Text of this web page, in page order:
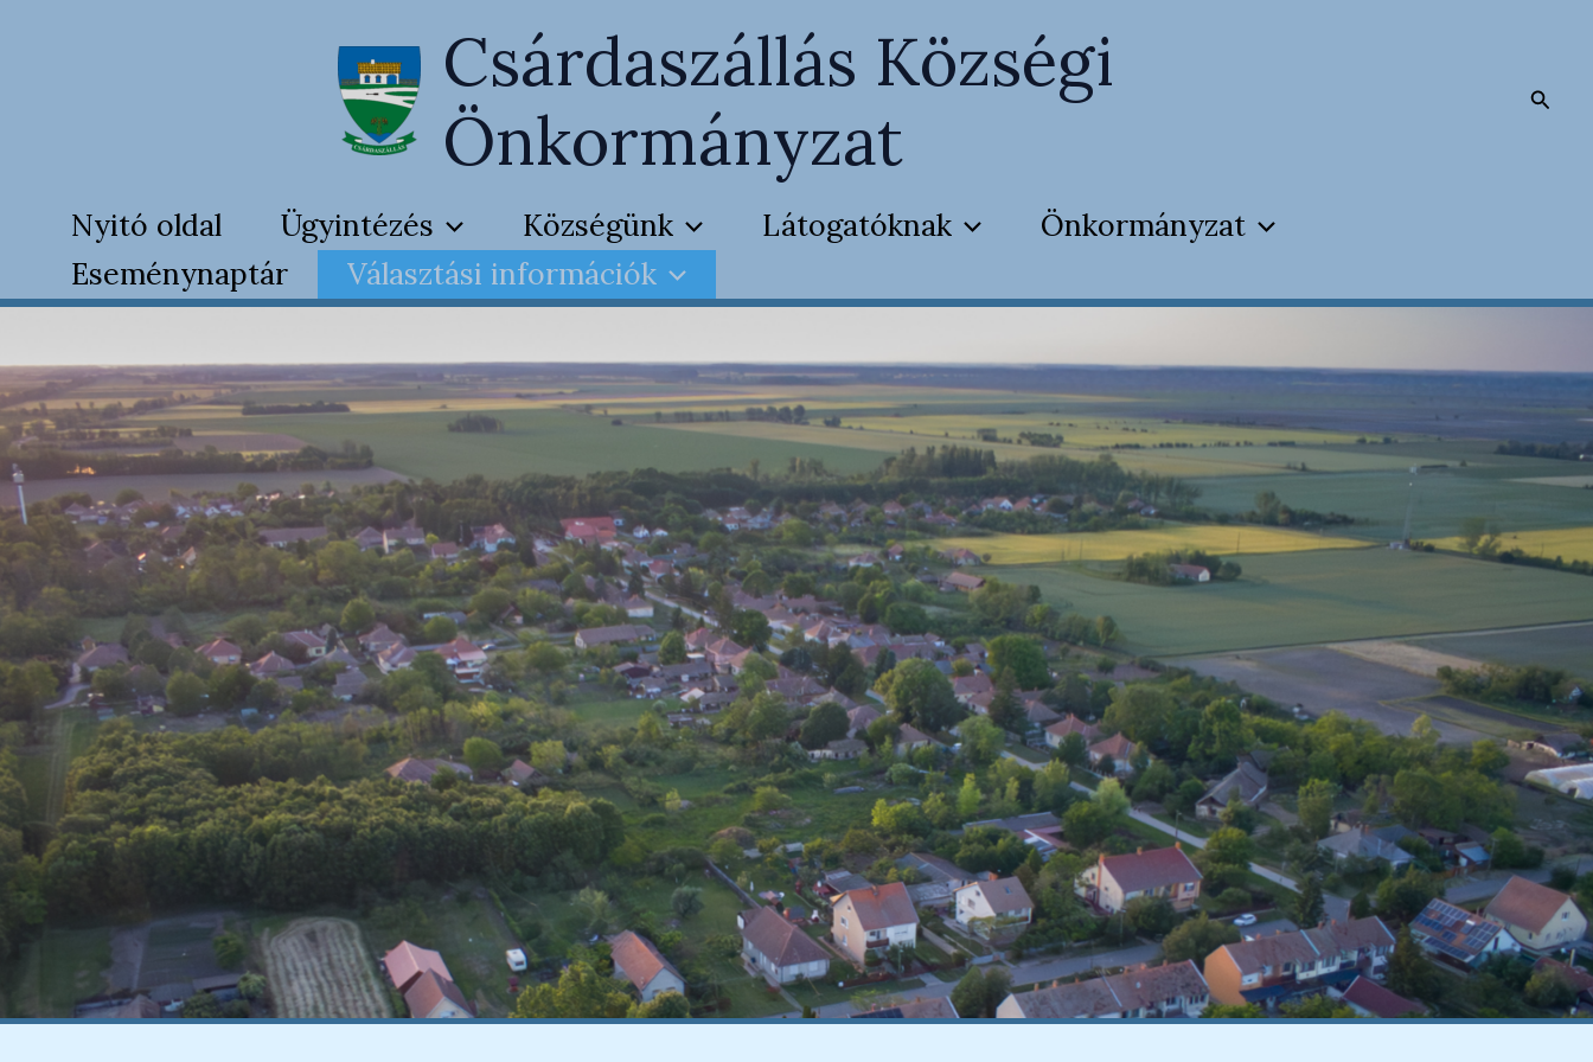
Csárdaszállás Községi
Önkormányzat
Nyitó oldal Ügyintézés Községünk Látogatóknak
Önkormányzat
Eseménynaptár
Választási információk